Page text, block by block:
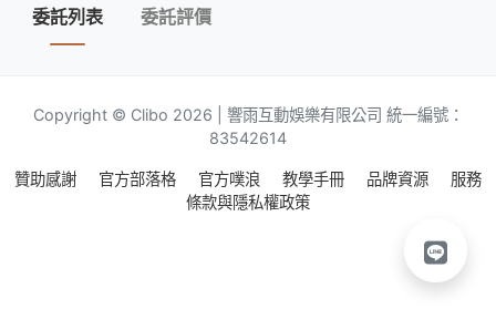
委託列表 委託評價
Copyright © Clibo 2026 | 響雨互動娛樂有限公司 統一編號：
83542614
贊助感謝 官方部落格 官方噗浪 教學手冊 品牌資源
服務
條款與隱私權政策